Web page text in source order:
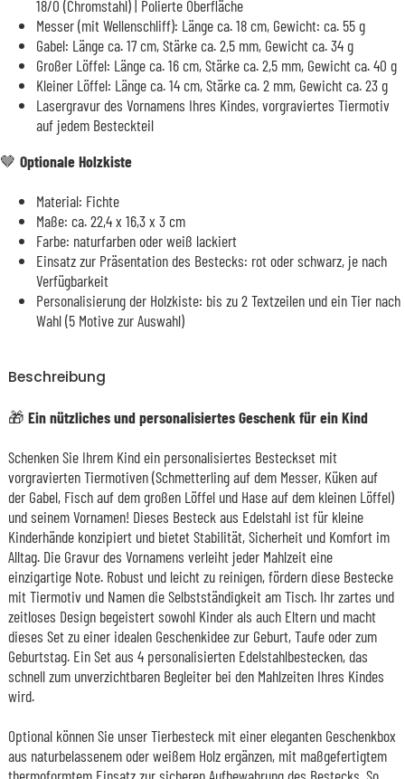
18/0 (Chromstahl) | Polierte Oberfläche
Messer (mit Wellenschliff): Länge ca. 18 cm, Gewicht: ca. 55 g
Gabel: Länge ca. 17 cm, Stärke ca. 2,5 mm, Gewicht ca. 34 g
Großer Löffel: Länge ca. 16 cm, Stärke ca. 2,5 mm, Gewicht ca. 40 g
Kleiner Löffel: Länge ca. 14 cm, Stärke ca. 2 mm, Gewicht ca. 23 g
Lasergravur des Vornamens Ihres Kindes, vorgraviertes Tiermotiv
auf jedem Besteckteil
🤎 Optionale Holzkiste
Material: Fichte
Maße: ca. 22,4 x 16,3 x 3 cm
Farbe: naturfarben oder weiß lackiert
Einsatz zur Präsentation des Bestecks: rot oder schwarz, je nach
Verfügbarkeit
Personalisierung der Holzkiste: bis zu 2 Textzeilen und ein Tier nach
Wahl (5 Motive zur Auswahl)
Beschreibung
🎁 Ein nützliches und personalisiertes Geschenk für ein Kind
Schenken Sie Ihrem Kind ein personalisiertes Besteckset mit
vorgravierten Tiermotiven (Schmetterling auf dem Messer, Küken auf
der Gabel, Fisch auf dem großen Löffel und Hase auf dem kleinen Löffel)
und seinem Vornamen! Dieses Besteck aus Edelstahl ist für kleine
Kinderhände konzipiert und bietet Stabilität, Sicherheit und Komfort im
Alltag. Die Gravur des Vornamens verleiht jeder Mahlzeit eine
einzigartige Note. Robust und leicht zu reinigen, fördern diese Bestecke
mit Tiermotiv und Namen die Selbstständigkeit am Tisch. Ihr zartes und
zeitloses Design begeistert sowohl Kinder als auch Eltern und macht
dieses Set zu einer idealen Geschenkidee zur Geburt, Taufe oder zum
Geburtstag. Ein Set aus 4 personalisierten Edelstahlbestecken, das
schnell zum unverzichtbaren Begleiter bei den Mahlzeiten Ihres Kindes
wird.
Optional können Sie unser Tierbesteck mit einer eleganten Geschenkbox
aus naturbelassenem oder weißem Holz ergänzen, mit maßgefertigtem